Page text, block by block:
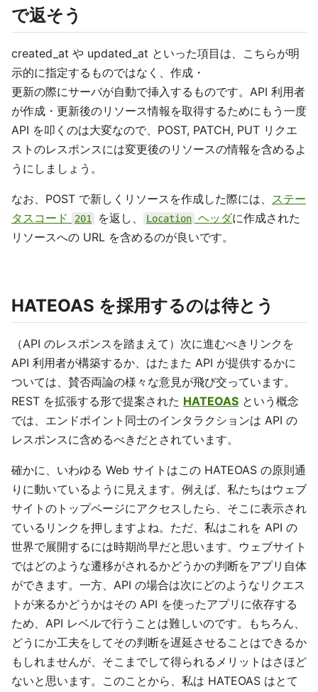
で返そう
created_at や updated_at といった項目は、こちらが明
示的に指定するものではなく、作成・
更新の際にサーバが自動で挿入するものです。API 利用者
が作成・更新後のリソース情報を取得するためにもう一度
API を叩くのは大変なので、POST, PATCH, PUT リクエ
ストのレスポンスには変更後のリソースの情報を含めるよ
うにしましょう。
なお、POST で新しくリソースを作成した際には、 ステー
タスコード
201 を返し、 Location ヘッダに作成された
リソースへの URL を含めるのが良いです。
HATEOAS を採用するのは待とう
（API のレスポンスを踏まえて）次に進むべきリンクを
API 利用者が構築するか、はたまた API が提供するかに
ついては、賛否両論の様々な意見が飛び交っています。
REST を拡張する形で提案された HATEOAS という概念
では、エンドポイント同士のインタラクションは API の
レスポンスに含めるべきだとされています。
確かに、いわゆる Web サイトはこの HATEOAS の原則通
りに動いているように見えます。例えば、私たちはウェブ
サイトのトップページにアクセスしたら、そこに表示され
ているリンクを押しますよね。ただ、私はこれを API の
世界で展開するには時期尚早だと思います。ウェブサイト
ではどのような遷移がされるかどうかの判断をアプリ自体
ができます。一方、API の場合は次にどのようなリクエス
トが来るかどうかはその API を使ったアプリに依存する
ため、API レベルで行うことは難しいのです。もちろん、
どうにか工夫をしてその判断を遅延させることはできるか
もしれませんが、そこまでして得られるメリットはさほど
ないと思います。このことから、私は HATEOAS はとて